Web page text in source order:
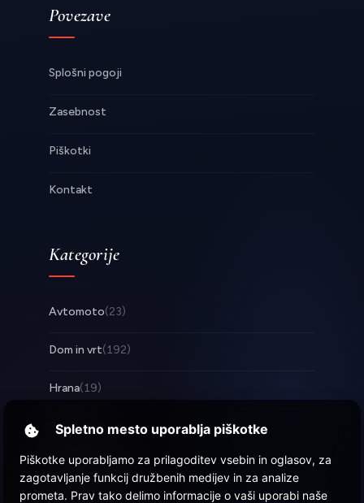
Povezave
Splošni pogoji
Zasebnost
Piškotki
Kontakt
Kategorije
Avtomoto(23)
Dom in vrt(192)
Hrana(19)
Posel(253)
Tehnologija(17)
Spletno mesto uporablja piškotke
Piškotke uporabljamo za prilagoditev vsebin in oglasov, za
zagotavljanje funkcij družbenih medijev in za analize
prometa. Prav tako delimo informacije o vaši uporabi naše